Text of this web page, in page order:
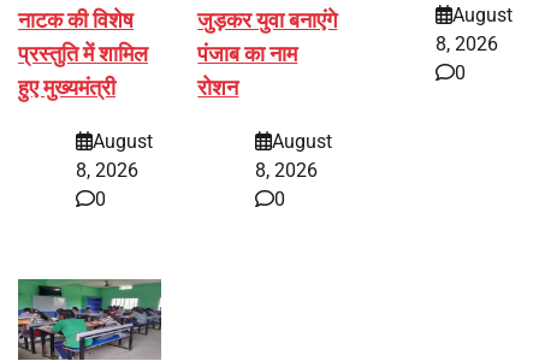
नाटक की विशेष
प्रस्तुति में शामिल
हुए मुख्यमंत्री
August
8, 2026
0
जुड़कर युवा बनाएंगे
पंजाब का नाम
रोशन
August
8, 2026
0
August
8, 2026
0